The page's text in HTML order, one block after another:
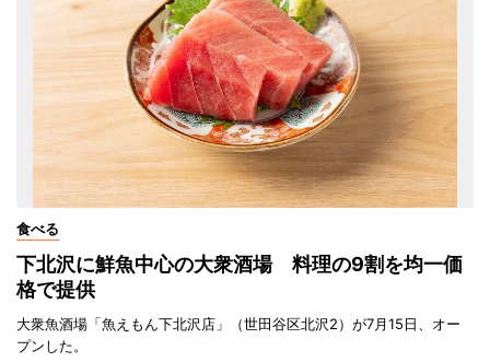
食べる
下北沢に鮮魚中心の大衆酒場 料理の9割を均一価
格で提供
大衆魚酒場「魚えもん下北沢店」（世田谷区北沢2）が7月15日、オー
プンした。